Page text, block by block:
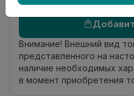
Осталось23 упак
Внимание! Внешний вид
представленного на
наличие необходимых
в момент приобретения